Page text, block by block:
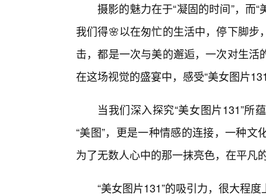
摄影的魅力在于“凝固的时间”，而
我们得🌸以在匆忙的生活中，停下脚
击，都是一次与美的邂逅，一次对生
在这场视觉的盛宴中，感受“美女图片
当我们深入探究“美女图片131”所
“美图”，更是一种情感的连接，一种
为了无数人心中的那一抹亮色，在平凡
“美女图片131”的吸引力，很大程